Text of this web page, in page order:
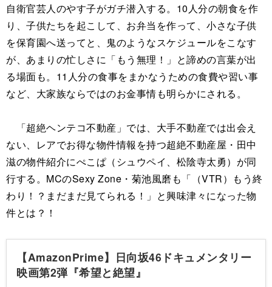
自衛官芸人のやす子がガチ潜入する。10人分の朝食を作
り、子供たちを起こして、お弁当を作って、小さな子供
を保育園へ送ってと、鬼のようなスケジュールをこなす
が、あまりの忙しさに「もう無理！」と諦めの言葉が出
る場面も。11人分の食事をまかなうための食費や習い事
など、大家族ならではのお金事情も明らかにされる。
「超絶ヘンテコ不動産」では、大手不動産では出会え
ない、レアでお得な物件情報を持つ超絶不動産屋・田中
滋の物件紹介にぺこぱ（シュウペイ、松陰寺太勇）が同
行する。MCのSexy Zone・菊池風磨も「（VTR）もう終
わり！？まだまだ見てられる！」と興味津々になった物
件とは？！
【AmazonPrime】日向坂46ドキュメンタリー
映画第2弾『希望と絶望』